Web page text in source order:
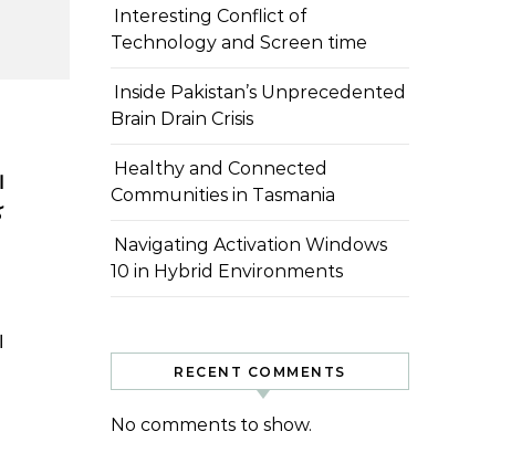
Interesting Conflict of
Technology and Screen time
Inside Pakistan’s Unprecedented
Brain Drain Crisis
Healthy and Connected
Communities in Tasmania
Navigating Activation Windows
10 in Hybrid Environments
RECENT COMMENTS
No comments to show.